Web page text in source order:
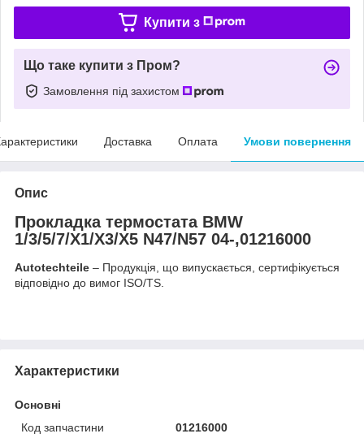
Купити з
Що таке купити з Пром?
Замовлення під захистом
Доставка Оплата Умови повернення
Опис
Прокладка термостата BMW
1/3/5/7/X1/X3/X5 N47/N57 04-,01216000
Autotechteile – Продукція, що випускається, сертифікується
відповідно до вимог ISO/TS.
Характеристики
Основні
Код запчастини
01216000